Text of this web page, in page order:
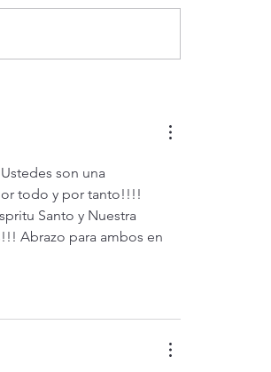
montañas (Mt 15,21-28)
son una
todo y por tanto!!!!
Santo y Nuestra
Abrazo para ambos en